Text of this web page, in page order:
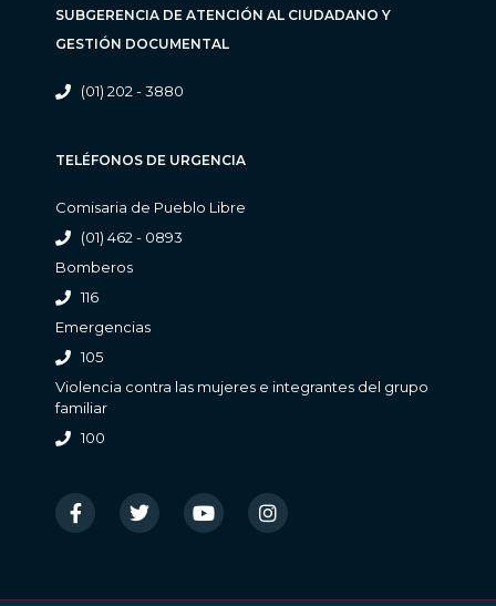
SUBGERENCIA DE ATENCIÓN AL CIUDADANO Y
GESTIÓN DOCUMENTAL
(01) 202 - 3880
TELÉFONOS DE URGENCIA
Comisaria de Pueblo Libre
(01) 462 - 0893
Bomberos
116
Emergencias
105
Violencia contra las mujeres e integrantes del grupo
familiar
100